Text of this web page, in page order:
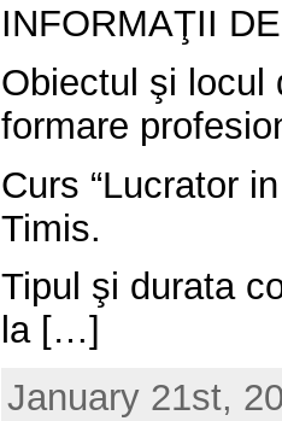
INFORMAŢII
Obiectul şi locul
formare
Curs “Lucrator
Timis.
Tipul şi durata
la […]
January 21st,